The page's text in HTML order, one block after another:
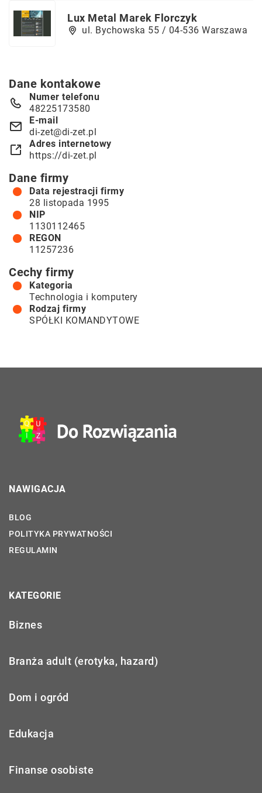
Lux Metal Marek Florczyk
ul. Bychowska 55 / 04-536 Warszawa
Dane kontakowe
Numer telefonu
48225173580
E-mail
di-zet@di-zet.pl
Adres internetowy
https://di-zet.pl
Dane firmy
Data rejestracji firmy
28 listopada 1995
NIP
1130112465
REGON
11257236
Cechy firmy
Kategoria
Technologia i komputery
Rodzaj firmy
SPÓŁKI KOMANDYTOWE
NAWIGACJA
BLOG
POLITYKA PRYWATNOŚCI
REGULAMIN
KATEGORIE
Biznes
Branża adult (erotyka, hazard)
Dom i ogród
Edukacja
Finanse osobiste